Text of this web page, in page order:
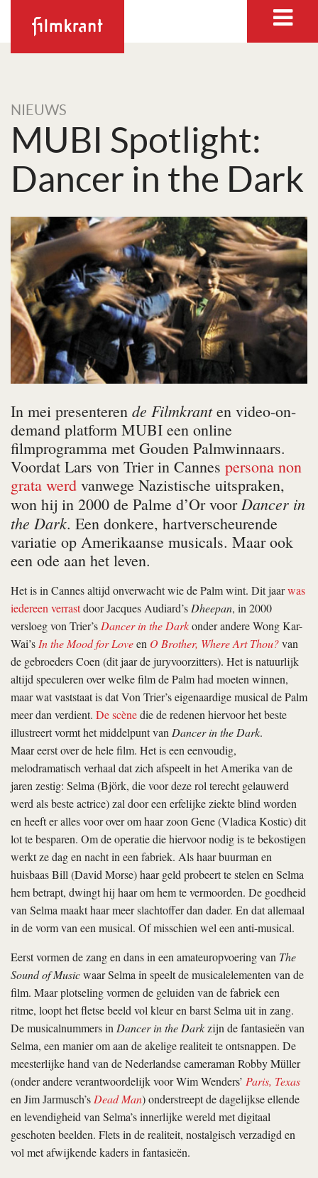
NIEUWS
MUBI Spotlight:
Dancer in the Dark
In mei presenteren de Filmkranten video-on-
demand platform MUBI een online
filmprogramma met Gouden Palmwinnaars.
Voordat Lars von Trier in Cannes persona non
grata werd vanwege Nazistische uitspraken,
won hij in 2000 de Palme d’Or voorDancer in
the Dark. Een donkere, hartverscheurende
variatie op Amerikaanse musicals. Maar ook
een ode aan het leven.
Het is in Cannes altijd onverwacht wie de Palm wint. Dit jaarwas
iedereen verrastdoor Jacques Audiard’sDheepan, in 2000
versloeg von Trier’sDancer in the Darkonder andere Wong Kar-
Wai’sIn the Mood for Loveen O Brother, Where Art Thou?van
de gebroeders Coen (dit jaar de juryvoorzitters). Het is natuurlijk
altijd speculeren over welke film de Palm had moeten winnen,
maar wat vaststaat is dat Von Trier’s eigenaardige musical de Palm
meer dan verdient. De scènedie de redenen hiervoor het beste
illustreert vormt het middelpunt vanDancer in the Dark.
Maar eerst over de hele film. Het is een eenvoudig,
melodramatisch verhaal dat zich afspeelt in het Amerika van de
jaren zestig: Selma (Björk, die voor deze rol terecht gelauwerd
werd als beste actrice) zal door een erfelijke ziekte blind worden
en heeft er alles voor over om haar zoon Gene (Vladica Kostic) dit
lot te besparen. Om de operatie die hiervoor nodig is te bekostigen
werkt ze dag en nacht in een fabriek. Als haar buurman en
huisbaas Bill (David Morse) haar geld probeert te stelen en Selma
hem betrapt, dwingt hij haar om hem te vermoorden. De goedheid
van Selma maakt haar meer slachtoffer dan dader. En dat allemaal
in de vorm van een musical. Of misschien wel een anti-musical.
Eerst vormen de zang en dans in een amateuropvoering van The
Sound of Musicwaar Selma in speelt de musicalelementen van de
film. Maar plotseling vormen de geluiden van de fabriek een
ritme, loopt het fletse beeld vol kleur en barst Selma uit in zang.
De musicalnummers inDancer in the Darkzijn de fantasieën van
Selma, een manier om aan de akelige realiteit te ontsnappen. De
meesterlijke hand van de Nederlandse cameraman Robby Müller
(onder andere verantwoordelijk voor Wim Wenders’ Paris, Texas
en Jim Jarmusch’sDead Man) onderstreept de dagelijkse ellende
en levendigheid van Selma’s innerlijke wereld met digitaal
geschoten beelden. Flets in de realiteit, nostalgisch verzadigd en
vol met afwijkende kaders in fantasieën.